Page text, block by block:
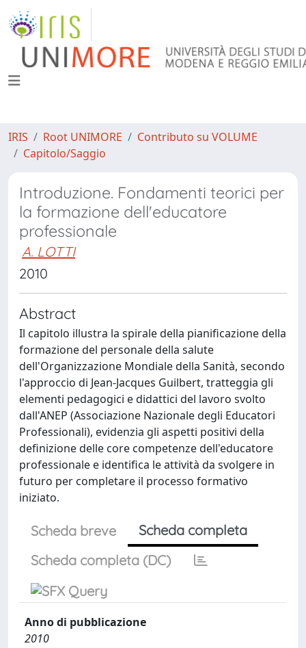
IRIS Root UNIMORE
Contributo su VOLUME
Capitolo/Saggio
Introduzione. Fondamenti teorici per
la formazione dell'educatore
professionale
A. LOTTI
2010
Abstract
Il capitolo illustra la spirale della pianificazione della
formazione del personale della salute
dell'Organizzazione Mondiale della Sanità, secondo
l'approccio di Jean-Jacques Guilbert, tratteggia gli
elementi pedagogici e didattici del lavoro svolto
dall'ANEP (Associazione Nazionale degli Educatori
Professionali), evidenzia gli aspetti positivi della
definizione delle core competenze dell'educatore
professionale e identifica le attività da svolgere in
futuro per completare il processo formativo
iniziato.
Scheda breve
Scheda completa
Scheda completa (DC)
Anno di pubblicazione
2010